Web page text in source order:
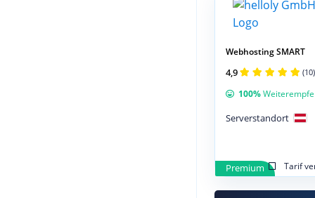
Premium Tarif
Webhosting SMART
4,9 (10)
100%
Serverstandort